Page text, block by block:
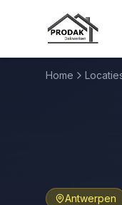
Home
Antwerpen